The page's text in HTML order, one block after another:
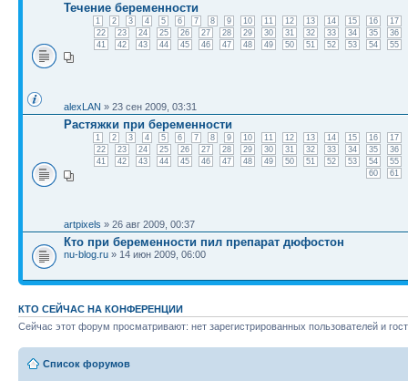
Течение беременности
1 2 3 4 5 6 7 8 9 10 11 12 13 14 15 16
17
22
23 24 25 26 27 28 29 30 31 32 33 34 35
36
41
42 43 44 45 46 47 48 49 50 51 52 53 54 55
alexLAN » 23 сен 2009, 03:31
Растяжки при беременности
1 2 3 4 5 6 7 8 9 10 11 12 13 14 15 16
17
22
23 24 25 26 27 28 29 30 31 32 33 34 35
36
41
42 43 44 45 46 47 48 49 50 51 52 53 54
55
60
61
artpixels » 26 авг 2009, 00:37
Кто при беременности пил препарат дюфостон
nu-blog.ru » 14 июн 2009, 06:00
КТО СЕЙЧАС НА КОНФЕРЕНЦИИ
Сейчас этот форум просматривают: нет зарегистрированных пользователей и
Список форумов